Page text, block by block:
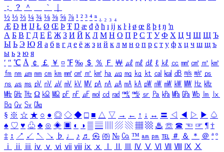
；
？ ＾ ｀
½ ⅓ ⅔ ¼ ¾ ⅛ ⅜ ⅝ ⅞ ¹ ² ³ ⁴ ⁿ ₁ ₂ ₃ ₄
Æ Ð Ħ Ĳ Ł Ø Œ Þ Ŧ Ŋ æ đ ð ħ ı ĳ ĸ ŀ ł ø œ ß þ ŧ ŋ ŉ
А Б В Г Д Е Ё Ж З И Й К Л М Н О П Р С Т У Ф Х Ц Ч Ш Щ Ъ
Ы Ь Э Ю Я а б в г д е ё ж з и й к л м н о п р с т у ф х ц ч ш щ ъ
ы ь э ю я
′ ″ ℃ Å ￠ ￡ ￥ ¤ ℉ ‰ ＄ ％ Ｆ ￦ ㎕ ㎖ ㎗ ℓ ㎘ ㏄ ㎣ ㎤ ㎥ ㎦
㎙ ㎚ ㎛ ㎜ ㎝ ㎞ ㎟ ㎠ ㎡ ㎢ ㏊ ㎍ ㎎ ㎏ ㏏ ㎈ ㎉ ㏈ ㎧ ㎨ ㎰
㎱ ㎲ ㎳ ㎴ ㎵ ㎶ ㎷ ㎸ ㎹ ㎀ ㎁ ㎂ ㎃ ㎄ ㎺ ㎻ ㎽ ㎾ ㎿ ㎐ ㎑
㎒ ㎓ ㎔ Ω ㏀ ㏁ ㎊ ㎋ ㎌ ㏖ ㏅ ㎭ ㎮ ㎯ ㏛ ㎩ ㎪ ㎫ ㎬ ㏝ ㏐
㏓
㏃ ㏉ ㏜ ㏆
§ ※ ☆ ★ ○ ● ◎ ◇ ◆ □ ■ △ ▽ → ← ↑ ↓ ↔ 〓 ◁ ◀ ▷ ▶ ♤
♠ ♡ ♥ ♧ ♣ ⊙ ◈ ▣ ◐ ◑ ▒ ▤ ▨ ▧ ▦ ▩ ♨ ☏ ☎ ☜ ☞ ¶ †
‡ ↕ ↗ ↙ ↖ ↘ ♭ ♩ ♪ ♬ ㉿ ㈜ № ㏇ ™ ㏂ ㏘ ℡ ＃ ＆ ＊ ＠ ª º
ⅰ
ⅱ ⅲ ⅳ ⅴ ⅵ ⅶ ⅷ ⅸ ⅹ Ⅳ Ⅴ Ⅵ Ⅶ Ⅷ Ⅸ Ⅹ